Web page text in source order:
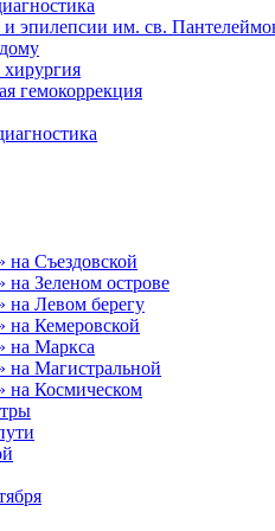
эпилепсии им. св.
гемокоррекция
Съездовской
Зеленом острове
Левом берегу
Кемеровской
Маркса
Магистральной
Космическом